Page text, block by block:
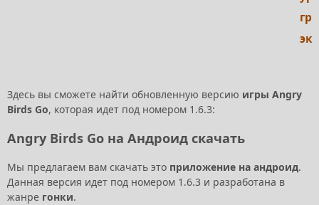
Здесь вы сможете найти обновленную версию игры Angry
Birds Go, которая идет под номером 1.6.3:
Angry Birds Go на Андроид скачать
Мы предлагаем вам скачать это приложение на андроид.
Данная версия идет под номером 1.6.3 и разработана в
жанре гонки.